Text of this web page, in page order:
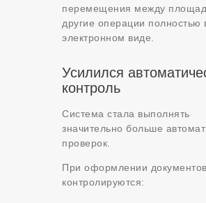
перемещения между
другие операции полностью
электронном виде.
Усилился
контроль
Система стала выполнять
значительно больше
проверок.
При оформлении документов
контролируются: